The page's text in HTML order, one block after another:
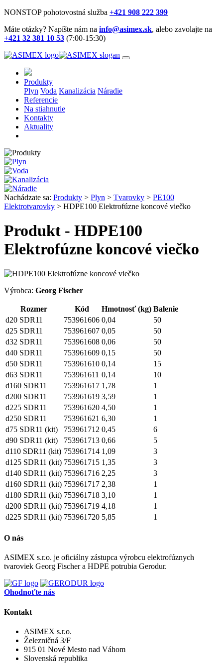
NONSTOP pohotovostná služba +421 908 222 399
Máte otázky? Napíšte nám na info@asimex.sk, alebo zavolajte na
+421 32 381 10 53 (7:00-15:30)
Produkty
Plyn Voda Kanalizácia Náradie
Referencie
Na stiahnutie
Kontakty
Aktuality
Nachádzate sa: Produkty > Plyn > Tvarovky > PE100
Elektrotvarovky > HDPE100 Elektrofúzne koncové viečko
Produkt - HDPE100
Elektrofúzne koncové viečko
Výrobca: Georg Fischer
Rozmer Kód Hmotnosť (kg) Balenie
d20 SDR11
753961606 0,04
50
d25 SDR11
753961607 0,05
50
d32 SDR11
753961608 0,06
50
d40 SDR11
753961609 0,15
50
d50 SDR11
753961610 0,14
15
d63 SDR11
753961611 0,14
10
d160 SDR11
753961617 1,78
1
d200 SDR11
753961619 3,59
1
d225 SDR11
753961620 4,50
1
d250 SDR11
753961621 6,30
1
d75 SDR11 (kit)
753961712 0,45
6
d90 SDR11 (kit)
753961713 0,66
5
d110 SDR11 (kit) 753961714 1,09
3
d125 SDR11 (kit) 753961715 1,35
3
d140 SDR11 (kit) 753961716 2,25
3
d160 SDR11 (kit) 753961717 2,38
1
d180 SDR11 (kit) 753961718 3,10
1
d200 SDR11 (kit) 753961719 4,18
1
d225 SDR11 (kit) 753961720 5,85 1
O nás
ASIMEX s.r.o. je oficiálny zástupca výrobcu elektrofúznych
tvaroviek Georg Fischer a HDPE potrubia Gerodur.
Ohodnoťte nás
Kontakt
ASIMEX s.r.o.
Železničná 3/F
915 01 Nové Mesto nad Váhom
Slovenská republika